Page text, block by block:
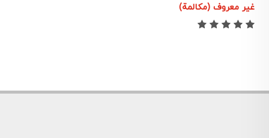
غير معروف (مكالمة)